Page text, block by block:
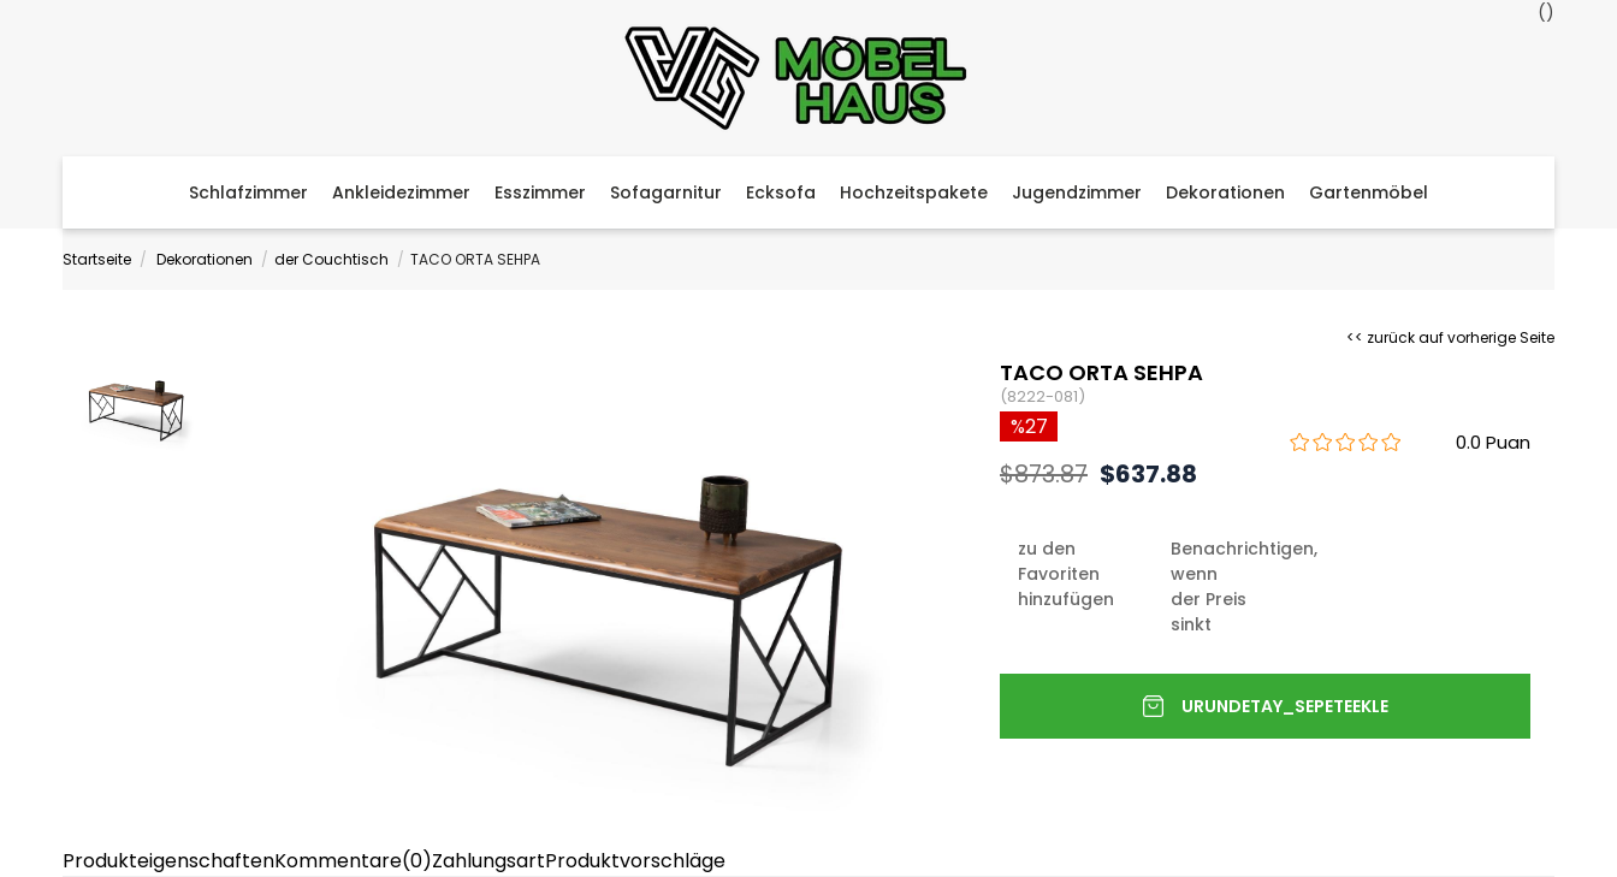
Schlafzimmer Ankleidezimmer Esszimmer Sofagarnitur Ecksofa Hochzeitspakete Jugendzimmer Dekorationen Gartenmöbel
Startseite Dekorationen der Couchtisch TACO ORTA SEHPA
<< zurück auf vorherige Seite
TACO ORTA SEHPA
(8222-081)
0.0
27
$873.87 $637.88
zu den
Favoriten
hinzufügen
Benachrichtigen,
wenn
der Preis
sinkt
ProdukteigenschaftenKommentare(0)ZahlungsartProduktvorschläge